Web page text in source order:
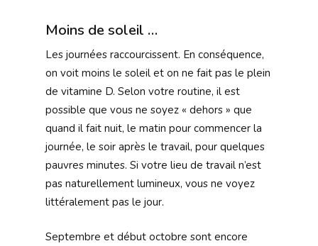
Moins de soleil …
Les journées raccourcissent. En conséquence,
on voit moins le soleil et on ne fait pas le plein
de vitamine D. Selon votre routine, il est
possible que vous ne soyez « dehors » que
quand il fait nuit, le matin pour commencer la
journée, le soir après le travail, pour quelques
pauvres minutes. Si votre lieu de travail n’est
pas naturellement lumineux, vous ne voyez
littéralement pas le jour.
Septembre et début octobre sont encore